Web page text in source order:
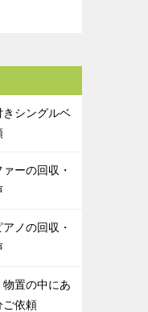
きシングルベ
ーの回収・
ノの回収・
物置の中にあ
ご依頼